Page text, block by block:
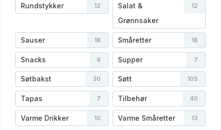
Rundstykker 12
Salat &
Grønnsaker
12
Sauser 18 Småretter 18
Snacks 9 Supper 7
Søtbakst 30 Søtt 105
Tapas 7 Tilbehør 40
Varme Drikker 10 Varme Småretter 13